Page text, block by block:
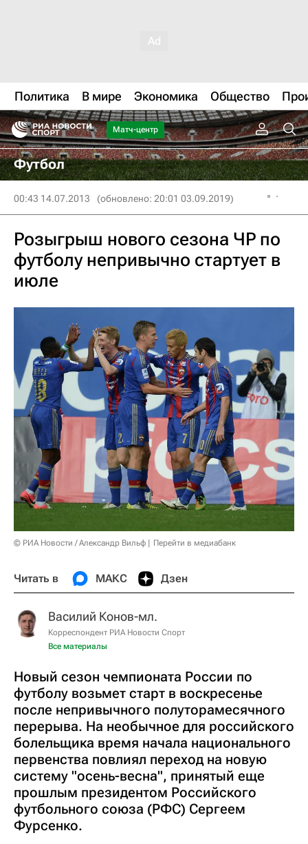
Политика В мире Экономика Общество
Матч-центр
Футбол
00:43 14.07.2013 (обновлено: 20:01 03.09.2019)
Розыгрыш нового сезона ЧР по
футболу непривычно стартует в
июле
© РИА Новости / Александр Вильф Перейти в медиабанк
Читать в МАКС Дзен
Василий Конов-мл.
Корреспондент РИА Новости Спорт
Все материалы
Новый сезон чемпионата России по
футболу возьмет старт в воскресенье
после непривычного полуторамесячного
перерыва. На необычное для российского
болельщика время начала национального
первенства повлиял переход на новую
систему "осень-весна", принятый еще
прошлым президентом Российского
футбольного союза (РФС) Сергеем
Фурсенко.